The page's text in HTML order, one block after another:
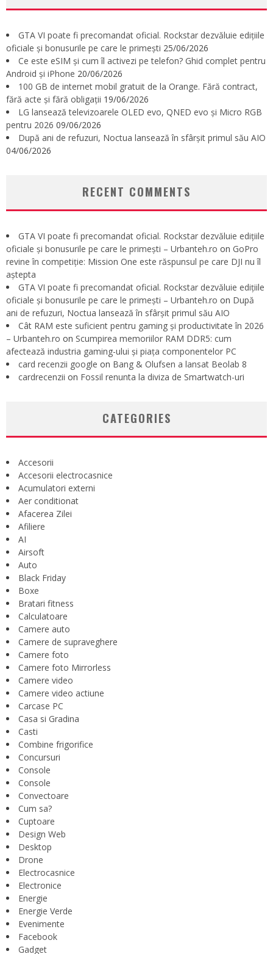
GTA VI poate fi precomandat oficial. Rockstar dezvăluie edițiile
oficiale și bonusurile pe care le primești 25/06/2026
Ce este eSIM și cum îl activezi pe telefon? Ghid complet pentru
Android și iPhone 20/06/2026
100 GB de internet mobil gratuit de la Orange. Fără contract,
fără acte și fără obligații 19/06/2026
LG lansează televizoarele OLED evo, QNED evo și Micro RGB
pentru 2026 09/06/2026
După ani de refuzuri, Noctua lansează în sfârșit primul său AIO
04/06/2026
RECENT COMMENTS
GTA VI poate fi precomandat oficial. Rockstar dezvăluie edițiile
oficiale și bonusurile pe care le primești – Urbanteh.ro on GoPro
revine în competiție: Mission One este răspunsul pe care DJI nu îl
aștepta
GTA VI poate fi precomandat oficial. Rockstar dezvăluie edițiile
oficiale și bonusurile pe care le primești – Urbanteh.ro on După
ani de refuzuri, Noctua lansează în sfârșit primul său AIO
Cât RAM este suficient pentru gaming și productivitate în 2026
– Urbanteh.ro on Scumpirea memoriilor RAM DDR5: cum
afectează industria gaming-ului și piața componentelor PC
card recenzii google on Bang & Olufsen a lansat Beolab 8
cardrecenzii on Fossil renunta la diviza de Smartwatch-uri
CATEGORIES
Accesorii
Accesorii electrocasnice
Acumulatori externi
Aer conditionat
Afacerea Zilei
Afiliere
AI
Airsoft
Auto
Black Friday
Boxe
Bratari fitness
Calculatoare
Camere auto
Camere de supraveghere
Camere foto
Camere foto Mirrorless
Camere video
Camere video actiune
Carcase PC
Casa si Gradina
Casti
Combine frigorifice
Concursuri
Console
Console
Convectoare
Cum sa?
Cuptoare
Design Web
Desktop
Drone
Electrocasnice
Electronice
Energie
Energie Verde
Evenimente
Facebook
Gadget